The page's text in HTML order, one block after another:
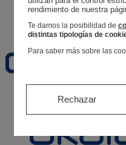
Cistella
Favorits
Naixement 0-12 mesos
rendimiento de nuestra
Te damos la posibilidad de
distintas tipologías de
Para saber más sobre las
Rechazar